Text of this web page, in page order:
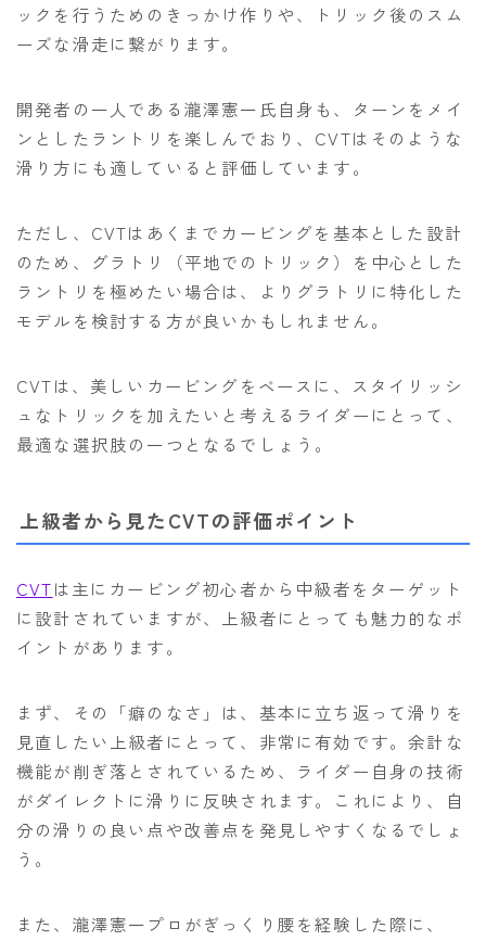
ックを行うためのきっかけ作りや、トリック後のスム
ーズな滑走に繋がります。
開発者の一人である瀧澤憲一氏自身も、ターンをメイ
ンとしたラントリを楽しんでおり、CVTはそのような
滑り方にも適していると評価しています。
ただし、CVTはあくまでカービングを基本とした設計
のため、グラトリ（平地でのトリック）を中心とした
ラントリを極めたい場合は、よりグラトリに特化した
モデルを検討する方が良いかもしれません。
CVTは、美しいカービングをベースに、スタイリッシ
ュなトリックを加えたいと考えるライダーにとって、
最適な選択肢の一つとなるでしょう。
上級者から見たCVTの評価ポイント
CVTは主にカービング初心者から中級者をターゲット
に設計されていますが、上級者にとっても魅力的なポ
イントがあります。
まず、その「癖のなさ」は、基本に立ち返って滑りを
見直したい上級者にとって、非常に有効です。余計な
機能が削ぎ落とされているため、ライダー自身の技術
がダイレクトに滑りに反映されます。これにより、自
分の滑りの良い点や改善点を発見しやすくなるでしょ
う。
また、瀧澤憲一プロがぎっくり腰を経験した際に、